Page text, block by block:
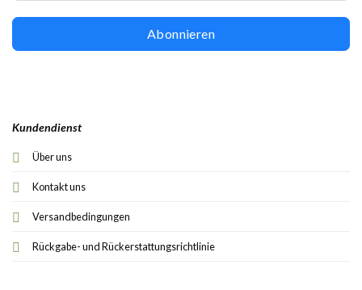
Kundendienst
Über uns
Kontakt uns
Versandbedingungen
Rückgabe- und Rückerstattungsrichtlinie
Abonnieren